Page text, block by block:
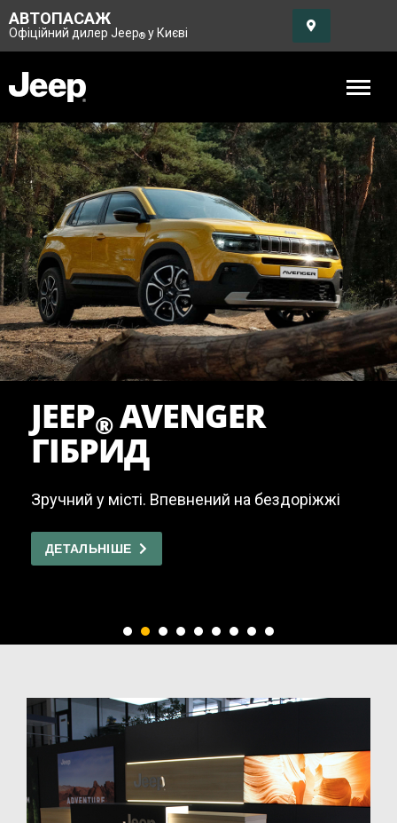
АВТОПАСАЖ
Офіційний дилер Jeep® у Києві
JEEP®AVENGER
ГІБРИД
Зручний у місті. Впевнений на бездоріжжі
ДЕТАЛЬНІШЕ